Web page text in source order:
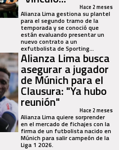
Hace 2 meses
Alianza Lima gestiona su plantel
para el segundo tramo de la
temporada y se conoció que
están evaluando presentar un
nuevo contrato a un
exfutbolista de Sporting...
Alianza Lima busca
asegurar a jugador
de Múnich para el
Clausura: "Ya hubo
reunión" Hace 2 meses
Alianza Lima quiere sorprender
en el mercado de fichajes con la
firma de un futbolista nacido en
Múnich para salir campeón de la
Liga 1 2026.